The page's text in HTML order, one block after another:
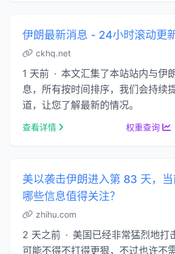
伊朗最新消息 - 24小时滚动更
ckhq.net
1 天前 · 本文汇集了本站站内与伊
息，所有按时间排序，我们会持续
道，让您了解最新的情况。
查看详情 权重查询
美以袭击伊朗进入第 83 天，当
哪些信息值得关注？
zhihu.com
2 天之前 · 美国已经非常猛烈地打
可能不得不打得更狠，不过也许不